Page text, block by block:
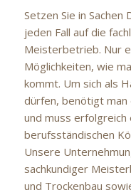
Setzen Sie in
jeden Fall auf die
Meisterbetrieb. Nur
Möglichkeiten, wie
kommt. Um sich als
dürfen, benötigt man
und muss erfolgreich
berufsständischen
Unsere
sachkundiger
und Trockenbau